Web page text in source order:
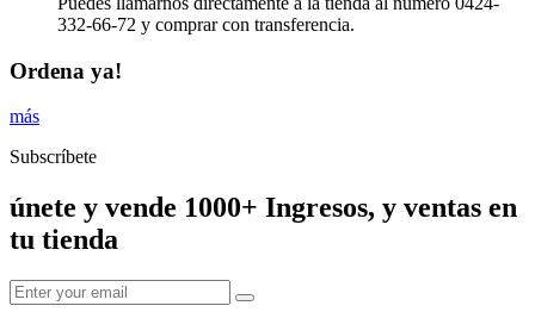
332-66-72 y comprar con transferencia.
Ordena ya!
más
Subscríbete
únete y vende 1000+ Ingresos, y ventas en
tu tienda